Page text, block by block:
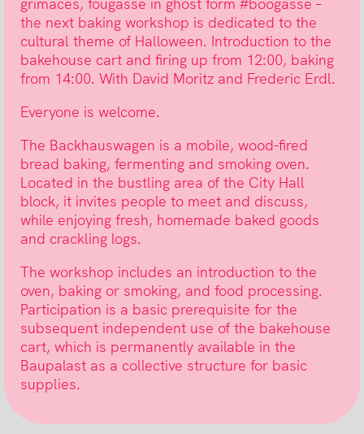
grimaces, fougasse in ghost form #boogasse –
the next baking workshop is dedicated to the
cultural theme of Halloween. Introduction to the
bakehouse cart and firing up from 12:00, baking
from 14:00. With David Moritz and Frederic Erdl.
Everyone is welcome.
The Backhauswagen is a mobile, wood-fired
bread baking, fermenting and smoking oven.
Located in the bustling area of the City Hall
block, it invites people to meet and discuss,
while enjoying fresh, homemade baked goods
and crackling logs.
The workshop includes an introduction to the
oven, baking or smoking, and food processing.
Participation is a basic prerequisite for the
subsequent independent use of the bakehouse
cart, which is permanently available in the
Baupalast as a collective structure for basic
supplies.